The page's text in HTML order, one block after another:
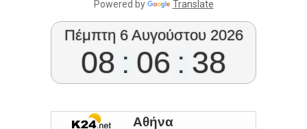
Powered by Translate
Πέμπτη 6 Αυγούστου 2026
08 : 06 : 39